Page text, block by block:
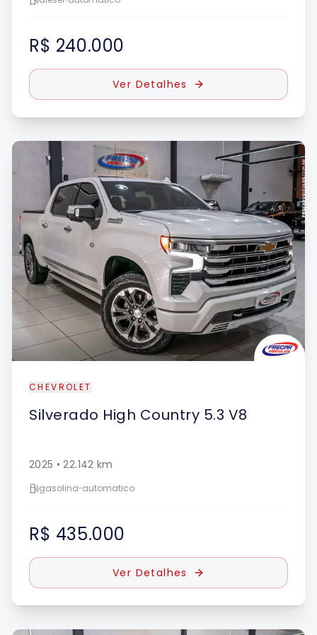
R$ 240.000
Ver Detalhes
CHEVROLET
Silverado High Country 5.3 V8
2025 •22.142 km
gasolina•automatico
R$ 435.000
Ver Detalhes